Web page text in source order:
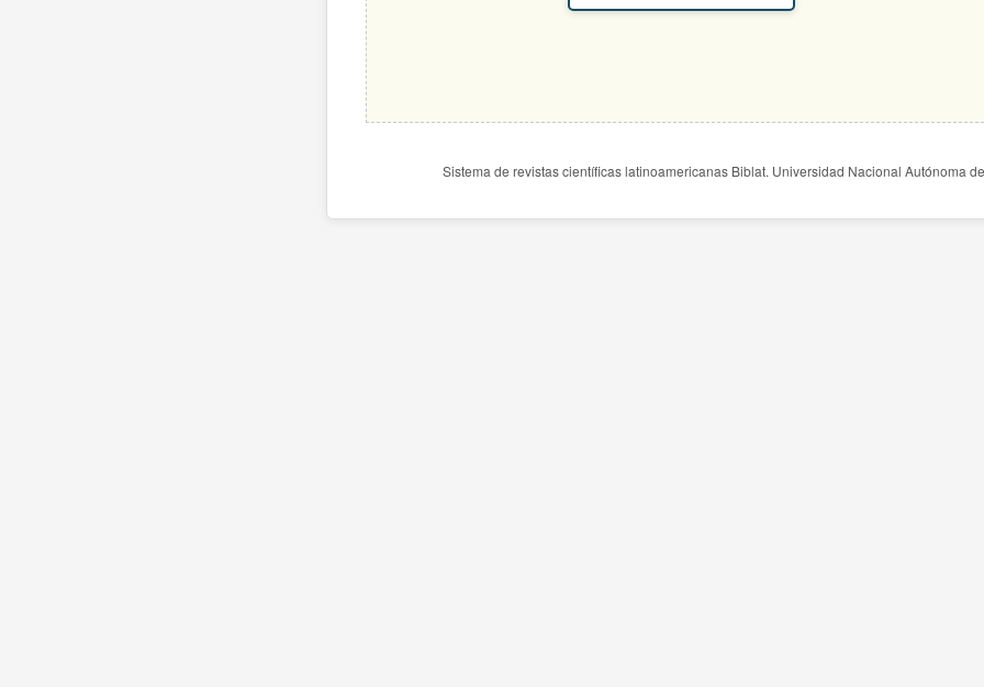
Sistema de revistas científicas latinoamericanas Biblat. Universidad Nacional Autónoma